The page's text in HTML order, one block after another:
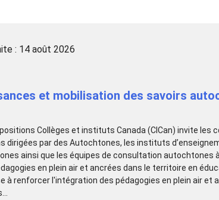
: 14 août 2026
et mobilisation des savoirs
Collèges et instituts Canada (CICan) invite
dirigées par des Autochtones, les instituts
ainsi que les équipes de consultation autochtones
en plein air et ancrées dans le territoire en
à renforcer l'intégration des pédagogies en plein air et